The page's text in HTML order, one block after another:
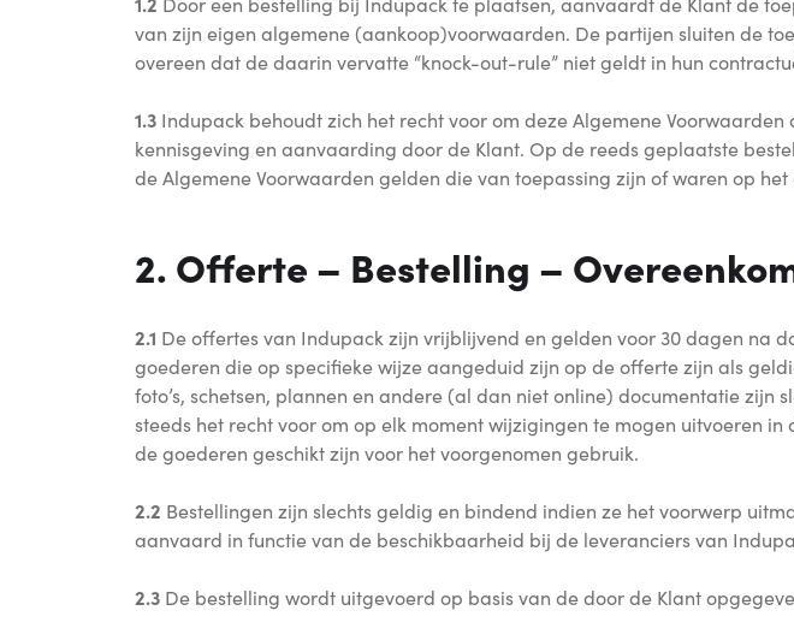
van zijn eigen algemene (aankoop)voorwaarden. De partijen sluiten de
overeen dat de daarin vervatte “knock-out-rule” niet geldt in hun
1.3 Indupack behoudt zich het recht voor om deze Algemene
kennisgeving en aanvaarding door de Klant. Op de reeds geplaatste
de Algemene Voorwaarden gelden die van toepassing zijn of waren op
2. Offerte – Bestelling –
2.1 De offertes van Indupack zijn vrijblijvend en gelden voor 30 dagen na
goederen die op specifieke wijze aangeduid zijn op de offerte zijn als
foto’s, schetsen, plannen en andere (al dan niet online) documentatie
steeds het recht voor om op elk moment wijzigingen te mogen uitvoeren
de goederen geschikt zijn voor het voorgenomen gebruik.
2.2 Bestellingen zijn slechts geldig en bindend indien ze het voorwerp
aanvaard in functie van de beschikbaarheid bij de leveranciers van
2.3 De bestelling wordt uitgevoerd op basis van de door de Klant